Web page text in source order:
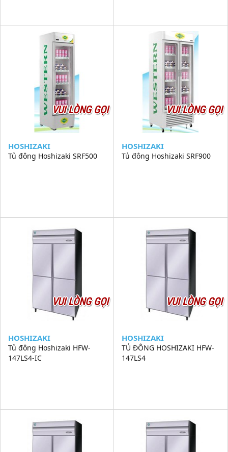
VUI LÒNG GỌI
HOSHIZAKI
Tủ đông Hoshizaki SRF500
VUI LÒNG GỌI
HOSHIZAKI
Tủ đông Hoshizaki SRF900
VUI LÒNG GỌI
HOSHIZAKI
Tủ đông Hoshizaki HFW-
147LS4-IC
VUI LÒNG GỌI
HOSHIZAKI
TỦ ĐÔNG HOSHIZAKI HFW-
147LS4